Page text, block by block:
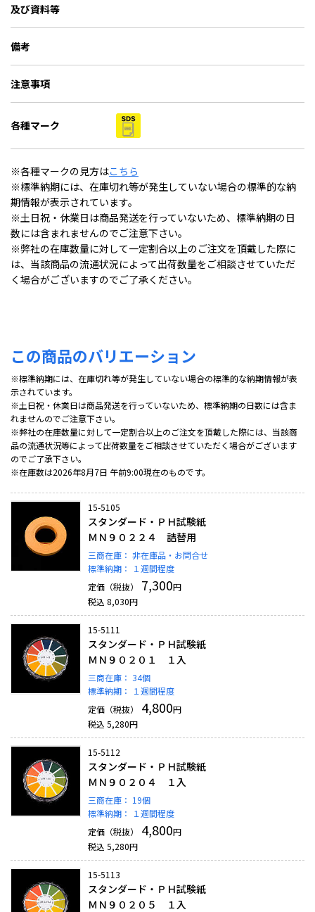
及び資料等
備考
注意事項
各種マーク
※各種マークの見方はこちら
※標準納期には、在庫切れ等が発生していない場合の標準的な納
期情報が表示されています。
※土日祝・休業日は商品発送を行っていないため、標準納期の日
数には含まれませんのでご注意下さい。
※弊社の在庫数量に対して一定割合以上のご注文を頂戴した際に
は、当該商品の流通状況によって出荷数量をご相談させていただ
く場合がございますのでご了承ください。
この商品のバリエーション
※標準納期には、在庫切れ等が発生していない場合の標準的な納期情報が表
示されています。
※土日祝・休業日は商品発送を行っていないため、標準納期の日数には含ま
れませんのでご注意下さい。
※弊社の在庫数量に対して一定割合以上のご注文を頂戴した際には、当該商
品の流通状況等によって出荷数量をご相談させていただく場合がございます
のでご了承下さい。
※在庫数は2026年8月7日 午前9:00現在のものです。
15-5105
スタンダード・ＰＨ試験紙
ＭＮ９０２２４ 詰替用
三商在庫： 非在庫品・お問合せ
標準納期：
１週間程度
定価（税抜）
7,300円
税込 8,030円
15-5111
スタンダード・ＰＨ試験紙
ＭＮ９０２０１ １入
三商在庫： 34個
標準納期：
１週間程度
定価（税抜）
4,800円
税込 5,280円
15-5112
スタンダード・ＰＨ試験紙
ＭＮ９０２０４ １入
三商在庫： 19個
標準納期：
１週間程度
定価（税抜）
4,800円
税込 5,280円
15-5113
スタンダード・ＰＨ試験紙
ＭＮ９０２０５ １入